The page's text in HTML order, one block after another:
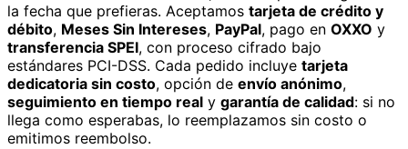
la fecha que prefieras. Aceptamos tarjeta de crédito y
débito, Meses Sin Intereses, PayPal, pago en OXXO y
transferencia SPEI, con proceso cifrado bajo
estándares PCI-DSS. Cada pedido incluye tarjeta
dedicatoria sin costo, opción de envío anónimo,
seguimiento en tiempo real y garantía de calidad: si no
llega como esperabas, lo reemplazamos sin costo o
emitimos reembolso.